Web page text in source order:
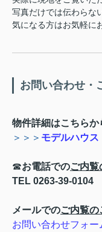
写真だけでは伝わらな
気になる方はお気軽に
お問い合わせ・
物件詳細はこちらか
＞＞＞ モデルハウス
☎お電話でのご内覧
TEL 0263-39-0104
メールでのご内覧の
お問い合わせフォー